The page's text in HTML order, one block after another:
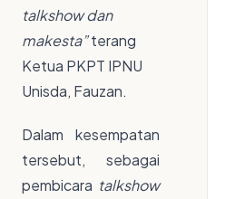
talkshow dan
makesta”terang
Ketua PKPT IPNU
Unisda, Fauzan.
Dalam kesempatan
tersebut, sebagai
pembicara talkshow